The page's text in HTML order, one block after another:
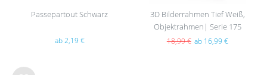
Passepartout Schwarz
ab 2,19 €
3D Bilderrahmen Tief Weiß,
Objektrahmen| Serie 175
18,99 € ab 16,99 €